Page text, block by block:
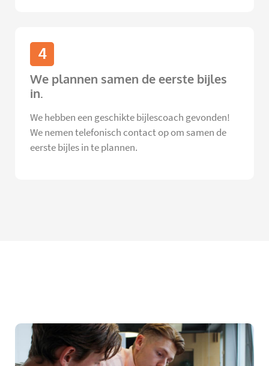
4
We plannen samen de eerste bijles
in.
We hebben een geschikte bijlescoach gevonden!
We nemen telefonisch contact op om samen de
eerste bijles in te plannen.